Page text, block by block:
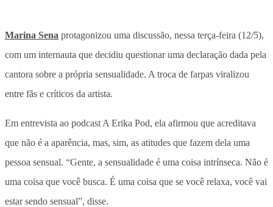
Marina Sena protagonizou uma discussão, nessa terça-feira (12/5),
com um internauta que decidiu questionar uma declaração dada pela
cantora sobre a própria sensualidade. A troca de farpas viralizou
entre fãs e críticos da artista.
Em entrevista ao podcast A Erika Pod, ela afirmou que acreditava
que não é a aparência, mas, sim, as atitudes que fazem dela uma
pessoa sensual. “Gente, a sensualidade é uma coisa intrínseca. Não é
uma coisa que você busca. É uma coisa que se você relaxa, você vai
estar sendo sensual”, disse.